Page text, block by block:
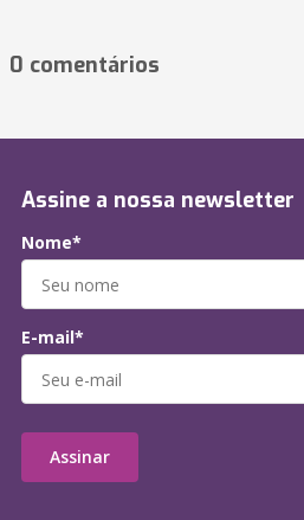
0 comentários
Assine a nossa newsletter
Nome*
E-mail*
Assinar